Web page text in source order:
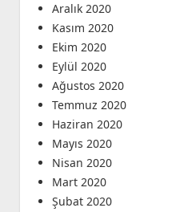
Aralık 2020
Kasım 2020
Ekim 2020
Eylül 2020
Ağustos 2020
Temmuz 2020
Haziran 2020
Mayıs 2020
Nisan 2020
Mart 2020
Şubat 2020